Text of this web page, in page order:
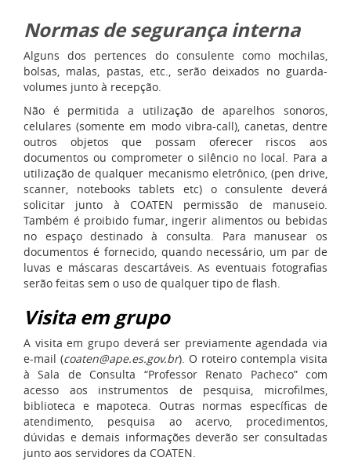
Normas de segurança interna
Alguns dos pertences do consulente como mochilas,
bolsas, malas, pastas, etc., serão deixados no guarda-
volumes junto à recepção.
Não é permitida a utilização de aparelhos sonoros,
celulares (somente em modo vibra-call), canetas, dentre
outros objetos que possam oferecer riscos aos
documentos ou comprometer o silêncio no local. Para a
utilização de qualquer mecanismo eletrônico, (pen drive,
scanner, notebooks tablets etc) o consulente deverá
solicitar junto à COATEN permissão de manuseio.
Também é proibido fumar, ingerir alimentos ou bebidas
no espaço destinado à consulta. Para manusear os
documentos é fornecido, quando necessário, um par de
luvas e máscaras descartáveis. As eventuais fotografias
serão feitas sem o uso de qualquer tipo de flash.
Visita em grupo
A visita em grupo deverá ser previamente agendada via
e-mail (coaten@ape.es.gov.br). O roteiro contempla visita
à Sala de Consulta “Professor Renato Pacheco” com
acesso aos instrumentos de pesquisa, microfilmes,
biblioteca e mapoteca. Outras normas específicas de
atendimento, pesquisa ao acervo, procedimentos,
dúvidas e demais informações deverão ser consultadas
junto aos servidores da COATEN.